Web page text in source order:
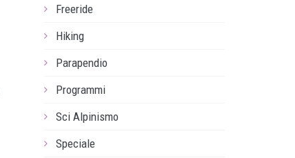
Freeride
Hiking
Parapendio
Programmi
Sci Alpinismo
Speciale